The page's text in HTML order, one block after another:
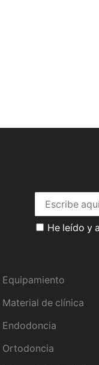
He leído y
Equipamiento
Material de clínica
Endodoncia
Ortodoncia